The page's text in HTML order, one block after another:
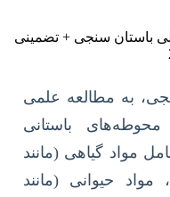
به مطالعه علمی
باستانی
مواد گیاهی (مانند
مواد حیوانی (مانند